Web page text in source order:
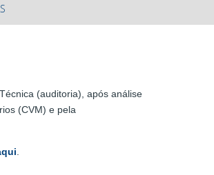
(auditoria), após análise
(CVM) e pela
.